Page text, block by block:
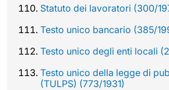
Statuto dei lavoratori (300/
Testo unico bancario (385/
Testo unico degli enti locali
Testo unico della legge di
(TULPS) (773/1931)